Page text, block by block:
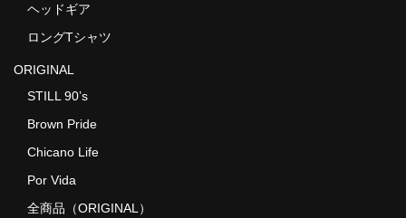
ヘッドギア
ロングTシャツ
ORIGINAL
STILL 90’s
Brown Pride
Chicano Life
Por Vida
全商品（ORIGINAL）